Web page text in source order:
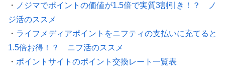
・ ノジマでポイントの価値が1.5倍で実質3割引き！？ ノ
ジ活のススメ
・ ライフメディアポイントをニフティの支払いに充てると
1.5倍お得！？ ニフ活のススメ
・ ポイントサイトのポイント交換レート一覧表